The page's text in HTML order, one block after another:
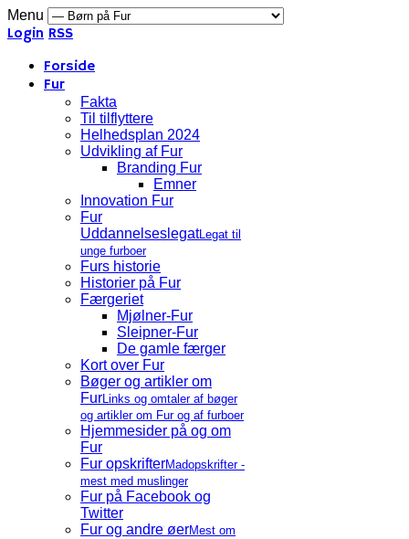
Menu
Login RSS
Forside
Fur
Fakta
Til tilflyttere
Helhedsplan 2024
Udvikling af Fur
Branding Fur
Emner
Innovation Fur
Fur
UddannelseslegatLegat til
unge furboer
Furs historie
Historier på Fur
Færgeriet
Mjølner-Fur
Sleipner-Fur
De gamle færger
Kort over Fur
Bøger og artikler om
FurLinks og omtaler af bøger
og artikler om Fur og af furboer
Hjemmesider på og om
Fur
Fur opskrifterMadopskrifter -
mest med muslinger
Fur på Facebook og
Twitter
Fur og andre øerMest om